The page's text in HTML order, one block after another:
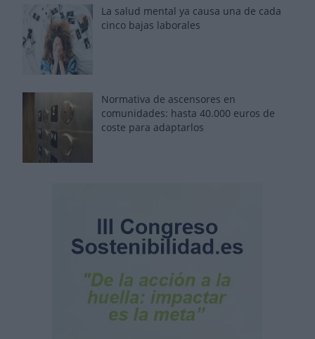
La salud mental ya causa una de cada
cinco bajas laborales
Normativa de ascensores en
comunidades: hasta 40.000 euros de
coste para adaptarlos